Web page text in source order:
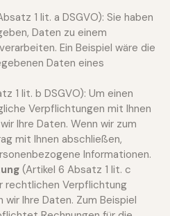
1 lit. a DSGVO): Sie haben
Daten zu einem
Ein Beispiel wäre die
Daten eines
1 lit. b DSGVO): Um einen
Verpflichtungen mit Ihnen
Ihre Daten. Wenn wir zum
mit Ihnen abschließen,
Informationen.
(Artikel 6 Absatz 1 lit. c
rechtlichen Verpflichtung
Ihre Daten. Zum Beispiel